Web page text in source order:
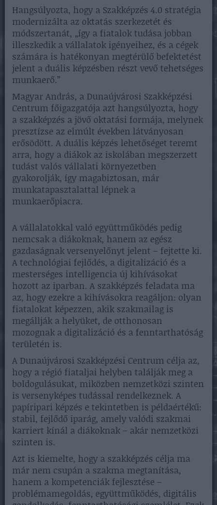
Hangsúlyozta, hogy a Szakképzés 4.0 stratégia
modernizálta az oktatás szerkezetét és
módszertanát, „így a fiatalok tudása jobban
illeszkedik a vállalatok igényeihez, és a cégek
számára is hatékonyan megtérülő befektetést
jelent a duális képzésben részt vevő tehetséges
munkaerő.”
Magyar András, a Dunaújvárosi Szakképzési
Centrum főigazgatója azt hangsúlyozta, hogy
a szakképzés a jövő oktatási formája, melynek
presztízse az elmúlt években látványosan
erősödött. A duális képzés lehetőséget teremt
arra, hogy a diákok az iskolában megszerzett
tudást valós vállalati környezetben
gyakorolják, így magabiztosan, már
munkatapasztalattal lépnek a
munkaerőpiacra.
A vállalatokkal való együttműködés pedig
nemcsak a diákoknak, hanem az egész
gazdaságnak versenyelőnyt jelent – fejtette ki.
A technológiai fejlődés, a digitalizáció és a
mesterséges intelligencia új kihívásokat
hozott az iparban. A szakképzés feladata ma
az, hogy ezekre a kihívásokra reagáljon: olyan
fiatalokat képezzen, akik szakmailag is
megállják a helyüket, de otthonosan
mozognak a digitalizáció és a fenntarthatóság
területén is.
A Dunaújvárosi Szakképzési Centrum célja az,
hogy a régió fiataljai helyben találják meg a
boldogulásukat, miközben nemzetközi szinten
is versenyképes tudással rendelkeznek. A
papíripari képzés e tekintetben is példaértékű:
stabil, fejlődő iparág, amely valódi szakmai
karriert kínál a diákoknak – akár nemzetközi
szinten is.
Azt is kiemelte, hogy a szakképzés célja ma
már nem csupán a szakma megtanítása,
hanem a kompetenciák fejlesztése –
problémamegoldás, együttműködés, digitális